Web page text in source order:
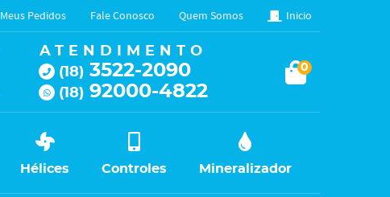
Meus Pedidos Fale Conosco Quem Somos Inicio
ATENDIMENTO
(18) 3522-2090
(18) 92000-4822
0
Hélices Controles Mineralizador